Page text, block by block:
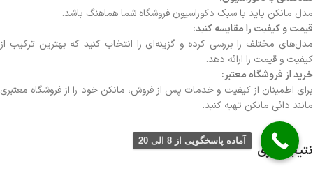
مدل مانکن باید با سبک دکوراسیون فروشگاه شما هماهنگ باشد.
قیمت و کیفیت را مقایسه کنید:
مدل‌های مختلف را بررسی کرده و گزینه‌ای را انتخاب کنید که بهترین ترکیب از
کیفیت و قیمت را ارائه دهد.
خرید از فروشگاه معتبر:
برای اطمینان از کیفیت و خدمات پس از فروش، مانکن خود را از فروشگاه معتبری
مانند دائی مانکن تهیه کنید.
نتیجه‌گیری
آماده پاسخگویی از 8 الی 20